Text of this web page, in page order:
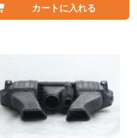
カートに入れる